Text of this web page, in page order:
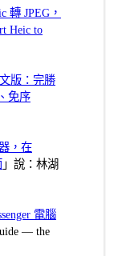
轉 JPEG，
Heic to
版：完勝
免序
，在
」說：林湖
電腦
— the